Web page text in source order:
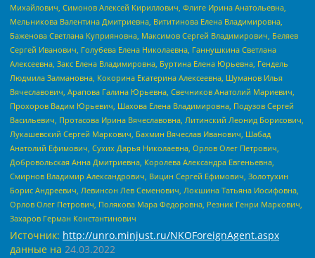
Михайлович, Симонов Алексей Кириллович, Флиге Ирина Анатольевна,
Мельникова Валентина Дмитриевна, Вититинова Елена Владимировна,
Баженова Светлана Куприяновна, Максимов Сергей Владимирович, Беляев
Сергей Иванович, Голубева Елена Николаевна, Ганнушкина Светлана
Алексеевна, Закс Елена Владимировна, Буртина Елена Юрьевна, Гендель
Людмила Залмановна, Кокорина Екатерина Алексеевна, Шуманов Илья
Вячеславович, Арапова Галина Юрьевна, Свечников Анатолий Мариевич,
Прохоров Вадим Юрьевич, Шахова Елена Владимировна, Подузов Сергей
Васильевич, Протасова Ирина Вячеславовна, Литинский Леонид Борисович,
Лукашевский Сергей Маркович, Бахмин Вячеслав Иванович, Шабад
Анатолий Ефимович, Сухих Дарья Николаевна, Орлов Олег Петрович,
Добровольская Анна Дмитриевна, Королева Александра Евгеньевна,
Смирнов Владимир Александрович, Вицин Сергей Ефимович, Золотухин
Борис Андреевич, Левинсон Лев Семенович, Локшина Татьяна Иосифовна,
Орлов Олег Петрович, Полякова Мара Федоровна, Резник Генри Маркович,
Захаров Герман Константинович
Источник: http://unro.minjust.ru/NKOForeignAgent.aspx
данные на 24.03.2022